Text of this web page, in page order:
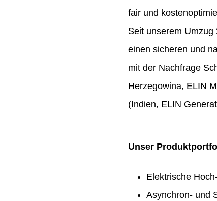
fair und
Seit unserem
einen sicheren und
mit der Nachfrage
Herzegowina, ELIN
(Indien, ELIN
Unser
Elektrische
Asynchron- und